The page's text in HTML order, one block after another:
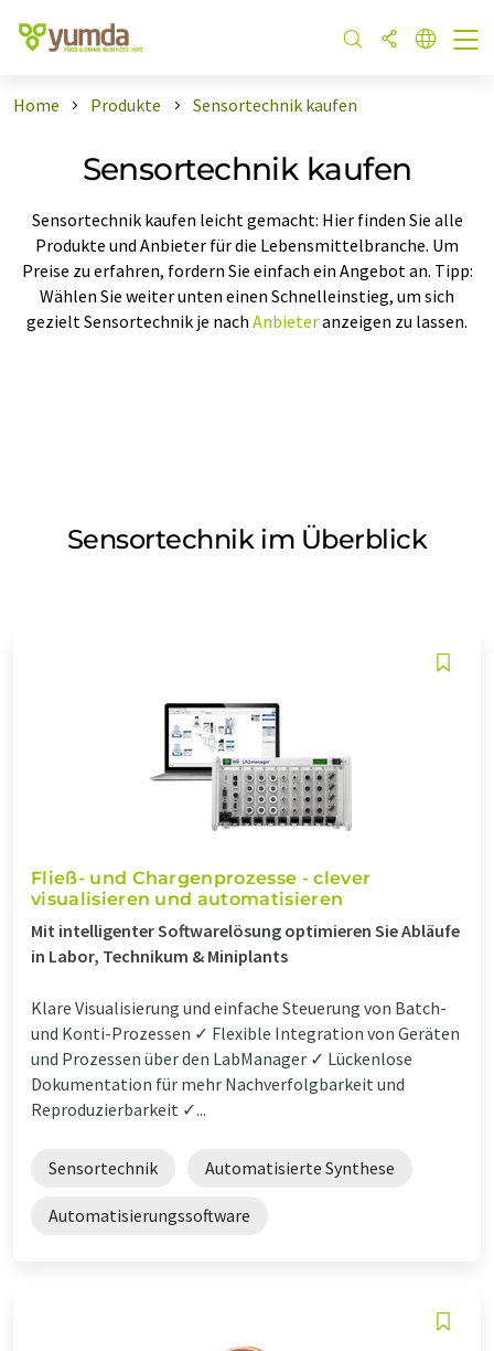
Home Produkte Sensortechnik kaufen
Sensortechnik kaufen
Sensortechnik kaufen leicht gemacht: Hier finden Sie alle
Produkte und Anbieter für die Lebensmittelbranche. Um
Preise zu erfahren, fordern Sie einfach ein Angebot an. Tipp:
Wählen Sie weiter unten einen Schnelleinstieg, um sich
gezielt Sensortechnik je nach Anbieteranzeigen zu lassen.
Sensortechnik im Überblick
Fließ- und Chargenprozesse - clever
visualisieren und automatisieren
Mit intelligenter Softwarelösung optimieren Sie Abläufe
in Labor, Technikum & Miniplants
Klare Visualisierung und einfache Steuerung von Batch-
und Konti-Prozessen ✓ Flexible Integration von Geräten
und Prozessen über den LabManager ✓ Lückenlose
Dokumentation für mehr Nachverfolgbarkeit und
Reproduzierbarkeit ✓...
Sensortechnik Automatisierte Synthese
Automatisierungssoftware